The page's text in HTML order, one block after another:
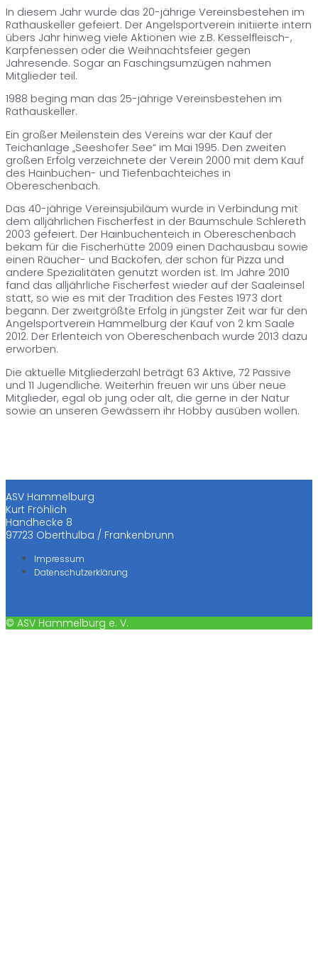
In diesem Jahr wurde das 20-jährige Vereinsbestehen im
Rathauskeller gefeiert. Der Angelsportverein initiierte intern
übers Jahr hinweg viele Aktionen wie z.B. Kesselfleisch-,
Karpfenessen oder die Weihnachtsfeier gegen
Jahresende. Sogar an Faschingsumzügen nahmen
Mitglieder teil.
1988 beging man das 25-jährige Vereinsbestehen im
Rathauskeller.
Ein großer Meilenstein des Vereins war der Kauf der
Teichanlage „Seeshofer See“ im Mai 1995. Den zweiten
großen Erfolg verzeichnete der Verein 2000 mit dem Kauf
des Hainbuchen- und Tiefenbachteiches in
Obereschenbach.
Das 40-jährige Vereinsjubiläum wurde in Verbindung mit
dem alljährlichen Fischerfest in der Baumschule Schlereth
2003 gefeiert. Der Hainbuchenteich in Obereschenbach
bekam für die Fischerhütte 2009 einen Dachausbau sowie
einen Räucher- und Backofen, der schon für Pizza und
andere Spezialitäten genutzt worden ist. Im Jahre 2010
fand das alljährliche Fischerfest wieder auf der Saaleinsel
statt, so wie es mit der Tradition des Festes 1973 dort
begann. Der zweitgrößte Erfolg in jüngster Zeit war für den
Angelsportverein Hammelburg der Kauf von 2 km Saale
2012. Der Erlenteich von Obereschenbach wurde 2013 dazu
erworben.
Die aktuelle Mitgliederzahl beträgt 63 Aktive, 72 Passive
und 11 Jugendliche. Weiterhin freuen wir uns über neue
Mitglieder, egal ob jung oder alt, die gerne in der Natur
sowie an unseren Gewässern ihr Hobby ausüben wollen.
ASV Hammelburg
Kurt Fröhlich
Handhecke 8
97723 Oberthulba / Frankenbrunn
Impressum
Datenschutzerklärung
© ASV Hammelburg e. V.